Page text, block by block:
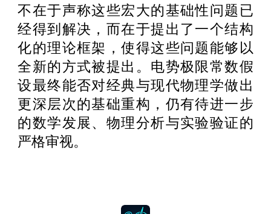
不在于声称这些宏大的基础性问题已
经得到解决，而在于提出了一个结构
化的理论框架，使得这些问题能够以
全新的方式被提出。电势极限常数假
设最终能否对经典与现代物理学做出
更深层次的基础重构，仍有待进一步
的数学发展、物理分析与实验验证的
严格审视。